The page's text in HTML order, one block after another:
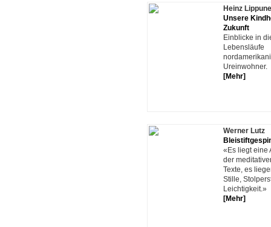
Heinz
Unsere
Zukunft
Einblicke in
Lebensläufe
Ureinwohner.
[Mehr]
Werner Lutz
«Es liegt eine
der
Texte, es
Stille,
Leichtigkeit.»
[Mehr]